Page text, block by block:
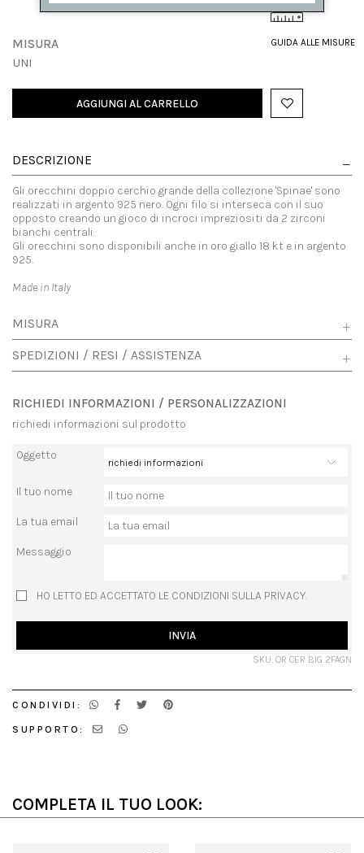
GUIDA ALLE MISURE
MISURA
UNI
AGGIUNGI AL CARRELLO
DESCRIZIONE
Gli orecchini doppio cerchio grande della collezione 'Spinae' sono
realizzati in argento 925 nero. Ogni filo si interseca con il suo
opposto creando un gioco di incroci impreziositi da 2 zirconi
bianchi centrali.
Gli orecchini sono disponibili anche in oro giallo 18 kt e in argento
925.
Made in Italy
MISURA
SPEDIZIONI / RESI / ASSISTENZA
RICHIEDI INFORMAZIONI / PERSONALIZZAZIONI
richiedi informazioni sul prodotto
Oggetto
Il tuo nome
La tua email
Messaggio
HO LETTO ED ACCETTATO LE CONDIZIONI SULLA PRIVACY.
INVIA
SKU: OR CER BIG 2FAGN
CONDIVIDI:
SUPPORTO:
COMPLETA IL TUO LOOK: